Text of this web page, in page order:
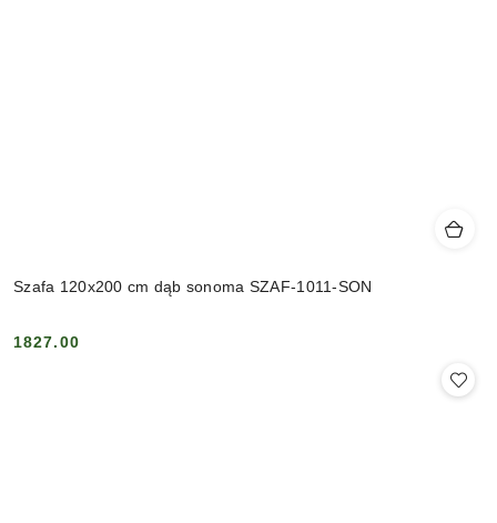
Szafa 120x200 cm dąb sonoma SZAF-1011-SON
Cena:
1827.00